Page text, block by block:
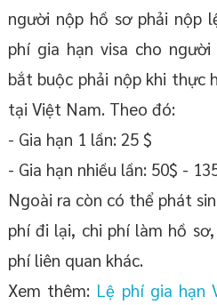
người nộp hồ sơ phải nộp
phí gia hạn visa cho
bắt buộc phải nộp khi thực
tại Việt Nam. Theo đó:
- Gia hạn 1 lần: 25 $
- Gia hạn nhiều lần: 50$ -
Ngoài ra còn có thể phát
phí đi lại, chi phí làm hồ
phí liên quan khác.
Xem thêm: Lệ phí gia hạn